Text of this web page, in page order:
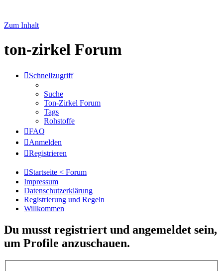
Zum Inhalt
ton-zirkel Forum
Schnellzugriff
Suche
Ton-Zirkel Forum
Tags
Rohstoffe
FAQ
Anmelden
Registrieren
Startseite < Forum
Impressum
Datenschutzerklärung
Registrierung und Regeln
Willkommen
Du musst registriert und angemeldet sein,
um Profile anzuschauen.